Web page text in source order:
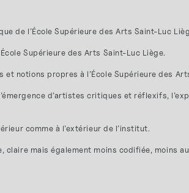
de l’École Supérieure des Arts Saint-Luc
Supérieure des Arts Saint-Luc Liège.
et notions propres à l’École Supérieure des
d’artistes critiques et réflexifs,
comme à l’extérieur de l’institut.
claire mais également moins codifiée, moins